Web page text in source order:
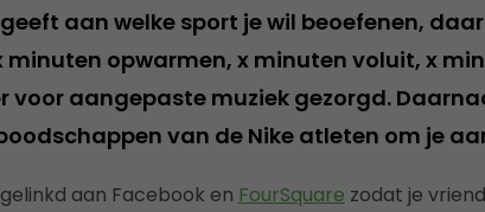
aan welke sport je wil beoefenen,
opwarmen, x minuten voluit, x
voor aangepaste muziek gezorgd.
van de Nike atleten om je
aan Facebook en FourSquare zodat je